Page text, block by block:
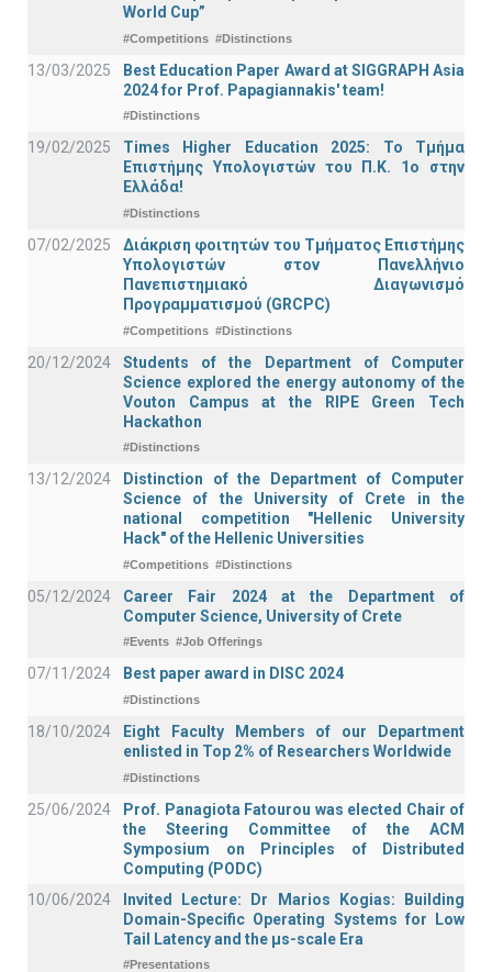
World Cup”
#Competitions #Distinctions
13/03/2025
Best Education Paper Award at SIGGRAPH Asia
2024 for Prof. Papagiannakis' team!
#Distinctions
19/02/2025
Times Higher Education 2025: Το Τμήμα
Επιστήμης Υπολογιστών του Π.Κ. 1ο στην
Ελλάδα!
#Distinctions
07/02/2025
Διάκριση φοιτητών του Τμήματος Επιστήμης
Υπολογιστών στον Πανελλήνιο
Πανεπιστημιακό Διαγωνισμό
Προγραμματισμού (GRCPC)
#Competitions #Distinctions
20/12/2024
Students of the Department of Computer
Science explored the energy autonomy of the
Vouton Campus at the RIPE Green Tech
Hackathon
#Distinctions
13/12/2024
Distinction of the Department of Computer
Science of the University of Crete in the
national competition "Hellenic University
Hack" of the Hellenic Universities
#Competitions #Distinctions
05/12/2024
Career Fair 2024 at the Department of
Computer Science, University of Crete
#Events #Job Offerings
07/11/2024 Best paper award in DISC 2024
#Distinctions
18/10/2024
Eight Faculty Members of our Department
enlisted in Top 2% of Researchers Worldwide
#Distinctions
25/06/2024
Prof. Panagiota Fatourou was elected Chair of
the Steering Committee of the ACM
Symposium on Principles of Distributed
Computing (PODC)
10/06/2024
Invited Lecture: Dr Marios Kogias: Building
Domain-Specific Operating Systems for Low
Tail Latency and the μs-scale Era
#Presentations